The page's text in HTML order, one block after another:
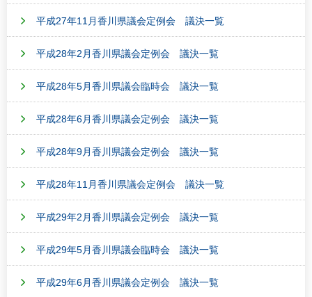
平成27年11月香川県議会定例会 議決一覧
平成28年2月香川県議会定例会 議決一覧
平成28年5月香川県議会臨時会 議決一覧
平成28年6月香川県議会定例会 議決一覧
平成28年9月香川県議会定例会 議決一覧
平成28年11月香川県議会定例会 議決一覧
平成29年2月香川県議会定例会 議決一覧
平成29年5月香川県議会臨時会 議決一覧
平成29年6月香川県議会定例会 議決一覧